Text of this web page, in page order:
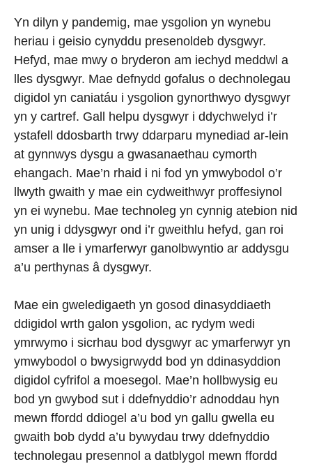
Yn dilyn y pandemig, mae ysgolion yn wynebu
heriau i geisio cynyddu presenoldeb dysgwyr.
Hefyd, mae mwy o bryderon am iechyd meddwl a
lles dysgwyr. Mae defnydd gofalus o dechnolegau
digidol yn caniatáu i ysgolion gynorthwyo dysgwyr
yn y cartref. Gall helpu dysgwyr i ddychwelyd i’r
ystafell ddosbarth trwy ddarparu mynediad ar-lein
at gynnwys dysgu a gwasanaethau cymorth
ehangach. Mae’n rhaid i ni fod yn ymwybodol o’r
llwyth gwaith y mae ein cydweithwyr proffesiynol
yn ei wynebu. Mae technoleg yn cynnig atebion nid
yn unig i ddysgwyr ond i’r gweithlu hefyd, gan roi
amser a lle i ymarferwyr ganolbwyntio ar addysgu
a’u perthynas â dysgwyr.
Mae ein gweledigaeth yn gosod dinasyddiaeth
ddigidol wrth galon ysgolion, ac rydym wedi
ymrwymo i sicrhau bod dysgwyr ac ymarferwyr yn
ymwybodol o bwysigrwydd bod yn ddinasyddion
digidol cyfrifol a moesegol. Mae’n hollbwysig eu
bod yn gwybod sut i ddefnyddio’r adnoddau hyn
mewn ffordd ddiogel a’u bod yn gallu gwella eu
gwaith bob dydd a’u bywydau trwy ddefnyddio
technolegau presennol a datblygol mewn ffordd